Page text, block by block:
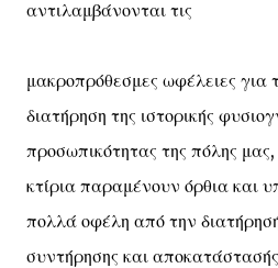
αντιλαμβάνονται τις
μακροπρόθεσμες ωφέλειες για
διατήρηση της ιστορικής
προσωπικότητας της πόλης
κτίρια παραμένουν όρθια και
πολλά οφέλη από την
συντήρησης και